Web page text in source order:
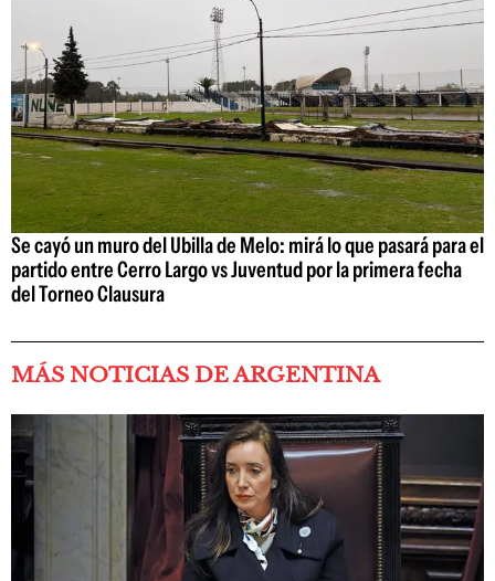
Se cayó un muro del Ubilla de Melo: mirá lo que pasará para el
partido entre Cerro Largo vs Juventud por la primera fecha
del Torneo Clausura
MÁS NOTICIAS DE ARGENTINA